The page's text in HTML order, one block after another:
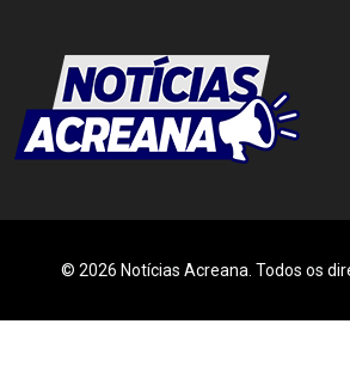
© 2026 Notícias Acreana. Todos os